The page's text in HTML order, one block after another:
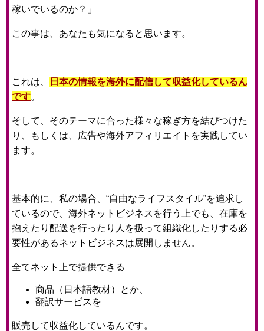
稼いでいるのか？」
この事は、あなたも気になると思います。
これは、
日本の情報を海外に配信して収益化しているん
です。
そして、そのテーマに合った様々な稼ぎ方を結びつけた
り、もしくは、広告や海外アフィリエイトを実践してい
ます。
基本的に、私の場合、“自由なライフスタイル”を追求し
ているので、海外ネットビジネスを行う上でも、在庫を
抱えたり配送を行ったり人を扱って組織化したりする必
要性があるネットビジネスは展開しません。
全てネット上で提供できる
商品（日本語教材）とか、
翻訳サービスを
販売して収益化しているんです。